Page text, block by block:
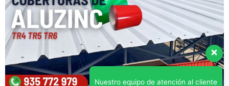
Nuestro equipo de atención al cliente